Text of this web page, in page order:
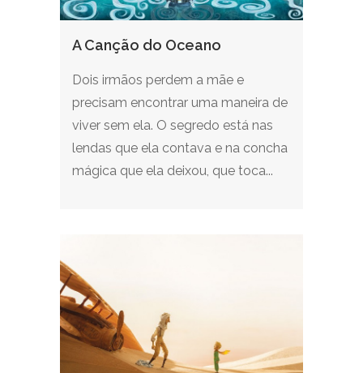
A Canção do Oceano
Dois irmãos perdem a mãe e
precisam encontrar uma maneira de
viver sem ela. O segredo está nas
lendas que ela contava e na concha
mágica que ela deixou, que toca...